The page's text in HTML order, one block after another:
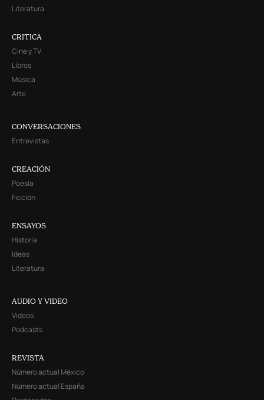
Literatura
CRITICA
Cine y TV
Libros
Música
Arte
CONVERSACIONES
Entrevistas
CREACIÓN
Poesía
Ficción
ENSAYOS
Historia
Ideas
Literatura
AUDIO Y VIDEO
Videos
Podcasts
REVISTA
Número actual México
Número actual España